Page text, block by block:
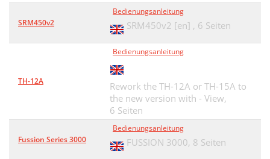
SRM450v2
Bedienungsanleitung
SRM450v2 [en] , 6 Seiten
TH-12A
Bedienungsanleitung
Rework the TH-12A or TH-15A to
the new version with - View,
6 Seiten
Fussion Series 3000
Bedienungsanleitung
FUSSION 3000, 8 Seiten